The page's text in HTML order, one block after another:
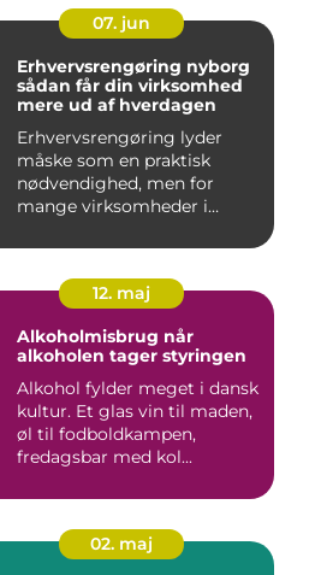
07. jun
Erhvervsrengøring nyborg
sådan får din virksomhed
mere ud af hverdagen
Erhvervsrengøring lyder
måske som en praktisk
nødvendighed, men for
mange virksomheder i
12. maj
Alkoholmisbrug når
alkoholen tager styringen
Alkohol fylder meget i dansk
kultur. Et glas vin til maden,
øl til fodboldkampen,
fredagsbar med kol...
02. maj